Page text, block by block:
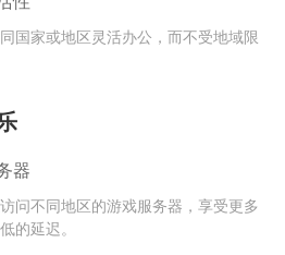
国家或地区灵活办公，而不受地域限
器
问不同地区的游戏服务器，享受更多
的延迟。